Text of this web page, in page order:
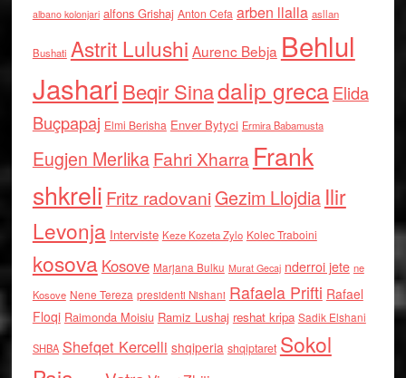
albano kolonjari alfons Grishaj Anton Cefa arben llalla asllan
Bushati Astrit Lulushi Aurenc Bebja Behlul
Jashari Beqir Sinadalip grecaElida
Buçpapaj Elmi Berisha Enver Bytyci Ermira Babamusta
Eugjen MerlikaFahri Xharra Frank
shkreli Fritz radovaniGezim Llojdia Ilir
Levonja Interviste Keze Kozeta Zylo Kolec Traboini
kosova Kosove Marjana Bulku Murat Gecaj nderroi jete ne
Kosove Nene Tereza presidenti Nishani Rafaela Prifti Rafael
Floqi Raimonda Moisiu Ramiz Lushaj reshat kripa Sadik Elshani
SHBA Shefqet Kercelli shqiperia shqiptaret Sokol